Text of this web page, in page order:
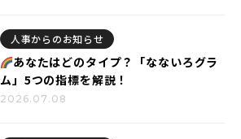
人事からのお知らせ
あなたはどのタイプ？「なないろグラ
ム」5つの指標を解説！
2026.07.08